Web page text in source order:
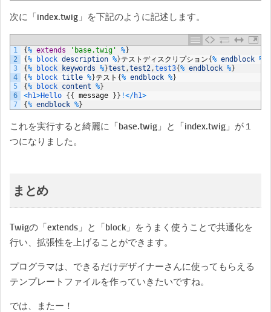
次に「index.twig」を下記のように記述します。
1
2
3
4
5
6
7
{% extends 'base.twig' %}
{% block description %}テストディスクリプション{% endblock %
{% block keywords %}test ,test2,test3{% endblock %}
{% block title %}テスト {% endblock %}
{% block content %}
<h1>Hello { { message } } !</h1>
{% endblock %}
これを実行すると綺麗に「base.twig」と「index.twig」が１
つになりました。
まとめ
Twigの「extends」と「block」をうまく使うことで共通化を
行い、拡張性を上げることができます。
プログラマは、できるだけデザイナーさんに使ってもらえる
テンプレートファイルを作っていきたいですね。
では、またー！